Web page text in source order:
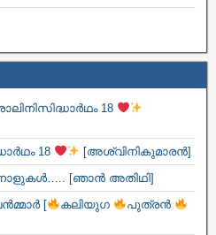
18
18
[അശ്വിനികുമാരൻ]
നാളുകൾ….. [ഞാൻ അതിഥി]
[ കലിയുഗ
പുത്രൻ